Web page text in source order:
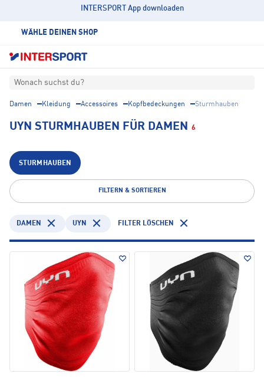
INTERSPORT App downloaden
WÄHLE DEINEN SHOP
Wonach suchst du?
Damen Kleidung Accessoires Kopfbedeckungen Sturmhauben
UYN STURMHAUBEN FÜR DAMEN 6
STURMHAUBEN
FILTERN & SORTIEREN
DAMEN UYN FILTER LÖSCHEN